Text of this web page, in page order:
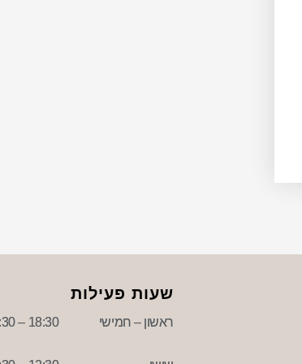
שעות פעילות
ראשון – חמישי 18:30 – 09:30